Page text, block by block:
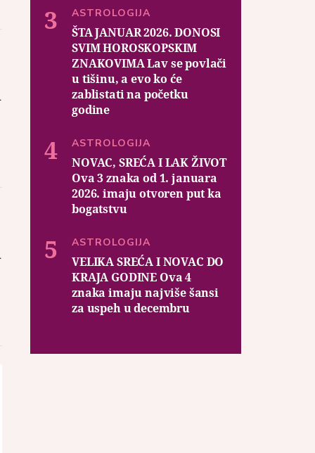
ASTROLOGIJA
ŠTA JANUAR 2026. DONOSI
SVIM HOROSKOPSKIM
ZNAKOVIMA Lav se povlači
u tišinu, a evo ko će
zablistati na početku
godine
ASTROLOGIJA
NOVAC, SREĆA I LAK ŽIVOT
Ova 3 znaka od 1. januara
2026. imaju otvoren put ka
bogatstvu
ASTROLOGIJA
VELIKA SREĆA I NOVAC DO
KRAJA GODINE Ova 4
znaka imaju najviše šansi
za uspeh u decembru